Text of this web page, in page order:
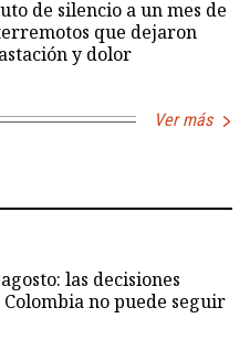
de silencio a un mes de
que dejaron
y dolor
Ver más
las decisiones
no puede seguir